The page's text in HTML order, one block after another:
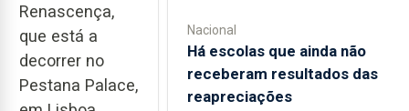
Renascença,
que está a
decorrer no
Pestana Palace,
Nacional
Há escolas que ainda não
receberam resultados das
reapreciações